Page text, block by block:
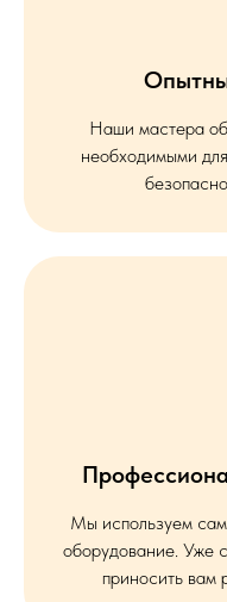
Наши мастера
необходимыми
Мы используем
оборудование. Уже
приносить вам